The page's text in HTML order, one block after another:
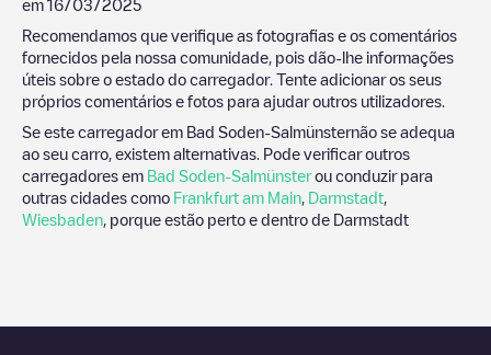
em 16/03/2025
Recomendamos que verifique as fotografias e os comentários
fornecidos pela nossa comunidade, pois dão-lhe informações
úteis sobre o estado do carregador. Tente adicionar os seus
próprios comentários e fotos para ajudar outros utilizadores.
Se este carregador em Bad Soden-Salmünsternão se adequa
ao seu carro, existem alternativas. Pode verificar outros
carregadores em Bad Soden-Salmünsterou conduzir para
outras cidades como Frankfurt am Main Darmstadt
Wiesbaden , porque estão perto e dentro de Darmstadt